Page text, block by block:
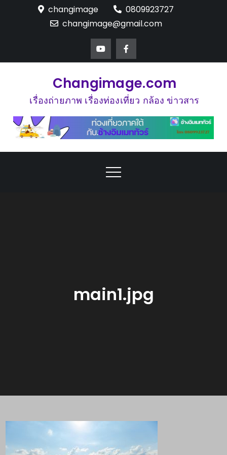
changimage
0809923727
changimage@gmail.com
Changimage.com
เรื่องถ่ายภาพ เรื่องท่องเที่ยว กล้อง ข่าวสาร
main1.jpg